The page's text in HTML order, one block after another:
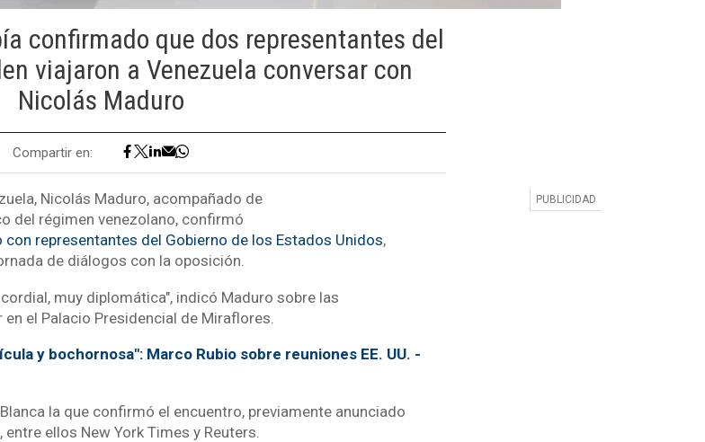
confirmado que dos representantes del
viajaron a Venezuela conversar con
Nicolás Maduro
Compartir en:
Nicolás Maduro, acompañado de
del régimen venezolano, confirmó
con representantes del Gobierno de los Estados Unidos,
de diálogos con la oposición.
muy diplomática", indicó Maduro sobre las
el Palacio Presidencial de Miraflores.
y bochornosa": Marco Rubio sobre reuniones EE. UU. -
la que confirmó el encuentro, previamente anunciado
ellos New York Times y Reuters.